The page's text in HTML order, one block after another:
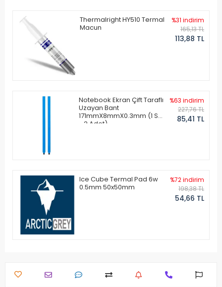
Thermalright HY510 Termal
Macun
%31 indirim
165,13 TL
113,88 TL
Notebook Ekran Çift Taraflı
Uzayan Bant
171mmX8mmX0.3mm (1 Set
- 2 Adet)
%63 indirim
227,76 TL
85,41 TL
Ice Cube Termal Pad 6w
0.5mm 50x50mm
%72 indirim
198,38 TL
54,66 TL